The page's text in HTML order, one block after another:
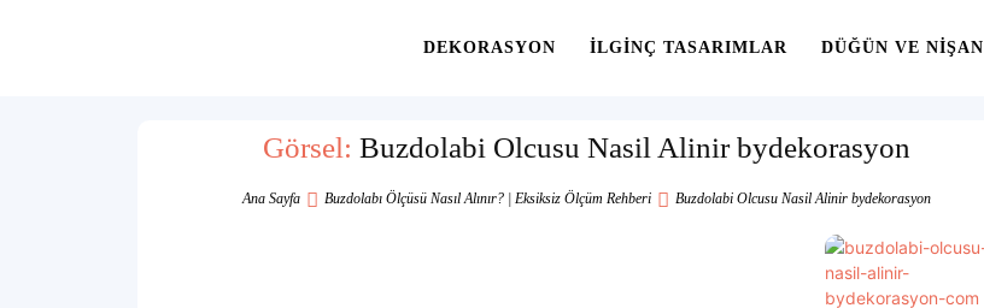
DEKORASYON İLGINÇ TASARIMLAR DÜĞÜN VE NIŞAN
Görsel: Buzdolabi Olcusu Nasil Alinir bydekorasyon
Ana Sayfa Buzdolabı Ölçüsü Nasıl Alınır? | Eksiksiz Ölçüm Rehberi Buzdolabi Olcusu Nasil Alinir bydekorasyon